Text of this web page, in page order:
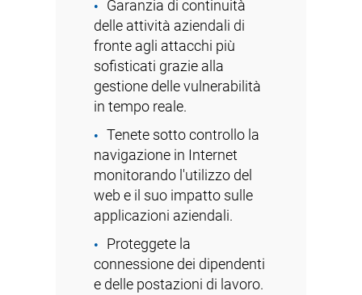
Garanzia di continuità
delle attività aziendali di
fronte agli attacchi più
sofisticati grazie alla
gestione delle vulnerabilità
in tempo reale.
Tenete sotto controllo la
navigazione in Internet
monitorando l'utilizzo del
web e il suo impatto sulle
applicazioni aziendali.
Proteggete la
connessione dei dipendenti
e delle postazioni di lavoro.